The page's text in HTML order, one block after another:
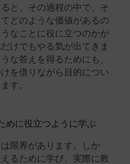
と、その過程の中で、そ
どのような価値があるの
なことに役に立つのかが
けでもやる気が出てきま
な答えを得るためにも、
を借りながら目的につい
す。
めに役立つように学ぶ
限界があります。しか
るために学び、実際に教